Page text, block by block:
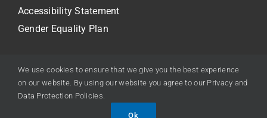
Accessibility Statement
Gender Equality Plan
© 2024 - 2026 • Xjenza Malta
We use cookies to ensure that we give you the best experience
on our website. By using our website you agree to our Privacy and
Data Protection Policies.
Ok